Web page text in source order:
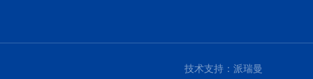
技术支持： 派瑞曼